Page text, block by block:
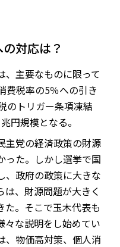
対応は？
、主要なものに限って
費税率の5％への引き
のトリガー条項凍結
円規模となる。
主党の経済政策の財源
った。しかし選挙で国
、政府の政策に大きな
、財源問題が大きく
た。そこで玉木代表も
々な説明をし始めてい
、物価高対策、個人消